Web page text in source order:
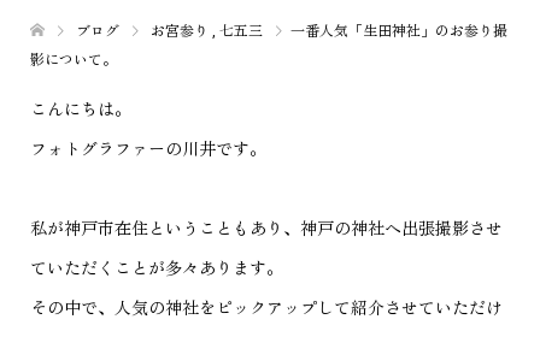
ブログ お宮参り 七五三
一番人気「生田神社」のお参り撮
影について。
こんにちは。
フォトグラファーの川井です。
私が神戸市在住ということもあり、神戸の神社へ出張撮影させ
ていただくことが多々あります。
その中で、人気の神社をピックアップして紹介させていただけ